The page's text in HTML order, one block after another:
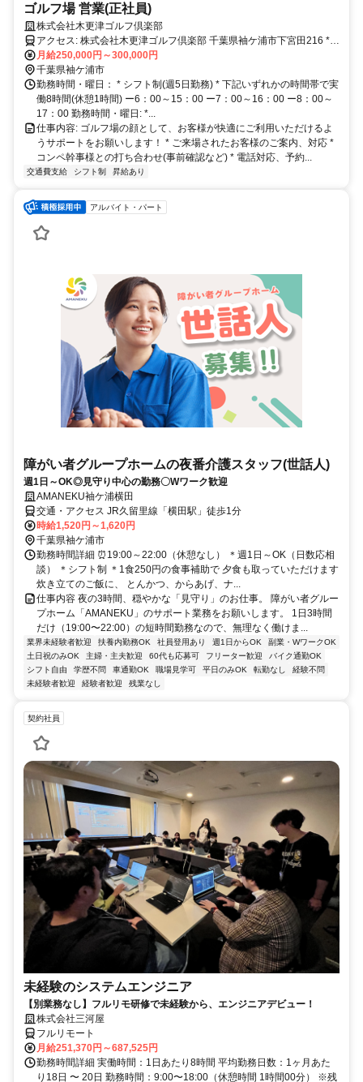
ゴルフ場 営業(正社員)
株式会社木更津ゴルフ倶楽部
アクセス: 株式会社木更津ゴルフ倶楽部 千葉県袖ケ浦市下宮田216 *
JR内房線「木更津駅」より車で約１５分 * 館山道「木更津北IC」より
車で約５分 車、バイク通勤OK(駐車場完備)
月給250,000円～300,000円
千葉県袖ケ浦市
勤務時間・曜日： * シフト制(週5日勤務) * 下記いずれかの時間帯で実
働8時間(休憩1時間) ー6：00～15：00 ー7：00～16：00 ー8：00～
17：00 勤務時間・曜日: *...
仕事内容: ゴルフ場の顔として、お客様が快適にご利用いただけるよ
うサポートをお願いします！ * ご来場されたお客様のご案内、対応 *
コンペ幹事様との打ち合わせ(事前確認など) * 電話対応、予約...
交通費支給 シフト制 昇給あり
アルバイト・パート
障がい者グループホームの夜番介護スタッフ(世話人)
週1日～OK◎見守り中心の勤務〇Wワーク歓迎
AMANEKU袖ケ浦横田
交通・アクセス JR久留里線「横田駅」徒歩1分
時給1,520円～1,620円
千葉県袖ケ浦市
勤務時間詳細 ⏰19:00～22:00（休憩なし） ＊週1日～OK（日数応相
談） ＊シフト制 ＊1食250円の食事補助で 夕食も取っていただけます
炊き立てのご飯に、 とんかつ、からあげ、ナ...
仕事内容 夜の3時間、穏やかな「見守り」のお仕事。 障がい者グルー
プホーム「AMANEKU」のサポート業務をお願いします。 1日3時間
だけ（19:00〜22:00）の短時間勤務なので、無理なく働けま...
業界未経験者歓迎 扶養内勤務OK 社員登用あり 週1日からOK
副業・WワークOK
土日祝のみOK
主婦・主夫歓迎 60代も応募可 フリーター歓迎
バイク通勤OK
シフト自由
学歴不問 車通勤OK 職場見学可 平日のみOK 転勤なし
経験不問
未経験者歓迎
経験者歓迎 残業なし
契約社員
未経験のシステムエンジニア
【別業務なし】フルリモ研修で未経験から、エンジニアデビュー！
株式会社三河屋
フルリモート
月給251,370円～687,525円
勤務時間詳細 実働時間：1日あたり8時間 平均勤務日数：1ヶ月あた
り18日 〜 20日 勤務時間：9:00〜18:00（休憩時間 1時間00分） ※残